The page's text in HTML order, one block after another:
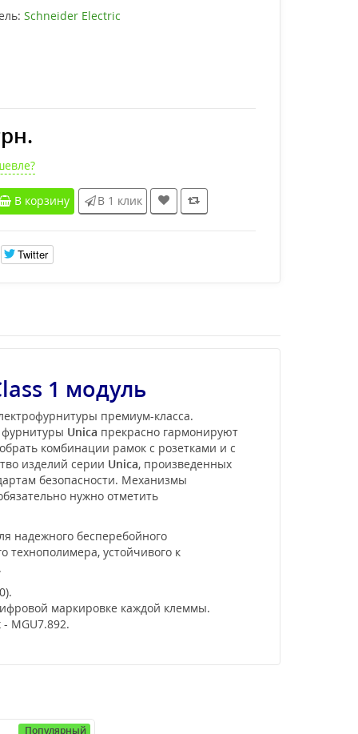
Schneider Electric
В корзину В 1 клик
Twitter
1 модуль
премиум-класса.
Unica прекрасно гармонируют
комбинации рамок с розетками и с
изделий серии Unica, произведенных
безопасности. Механизмы
нужно отметить
надежного бесперебойного
устойчивого к
маркировке каждой клеммы.
MGU7.892.
Популярный